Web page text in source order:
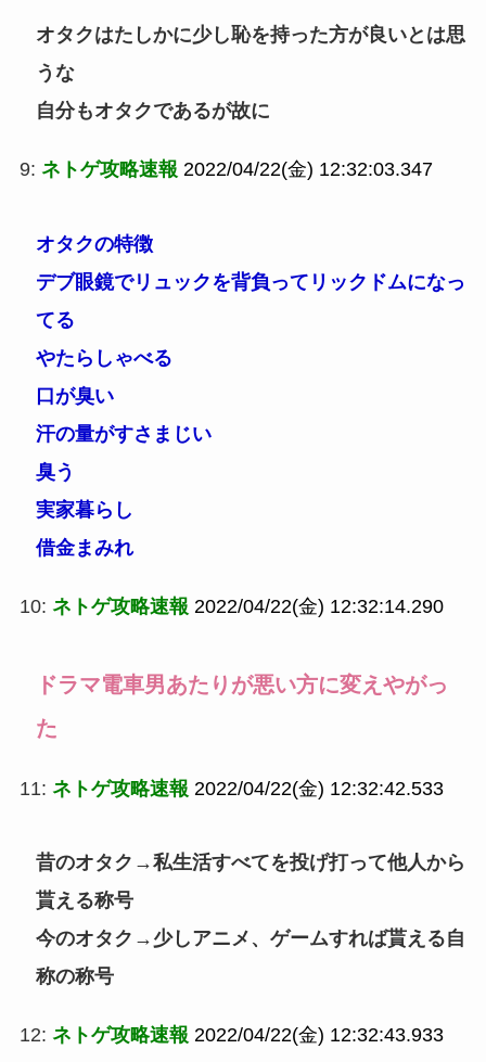
オタクはたしかに少し恥を持った方が良いとは思
うな
自分もオタクであるが故に
9: ネトゲ攻略速報 2022/04/22(金) 12:32:03.347
オタクの特徴
デブ眼鏡でリュックを背負ってリックドムになっ
てる
やたらしゃべる
口が臭い
汗の量がすさまじい
臭う
実家暮らし
借金まみれ
10: ネトゲ攻略速報 2022/04/22(金) 12:32:14.290
ドラマ電車男あたりが悪い方に変えやがっ
た
11: ネトゲ攻略速報 2022/04/22(金) 12:32:42.533
昔のオタク→私生活すべてを投げ打って他人から
貰える称号
今のオタク→少しアニメ、ゲームすれば貰える自
称の称号
12: ネトゲ攻略速報 2022/04/22(金) 12:32:43.933